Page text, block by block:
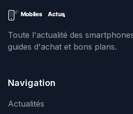
Toute l'actualité des
guides d'achat et bons plans.
Navigation
Actualités